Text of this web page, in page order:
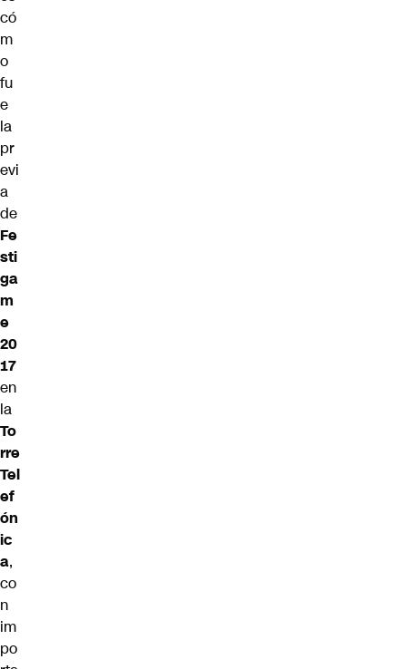
có
m
o
fu
e
la
pr
evi
a
de
Fe
sti
ga
m
e
20
17
en
la
To
rre
Tel
ef
ón
ic
a,
co
n
im
po